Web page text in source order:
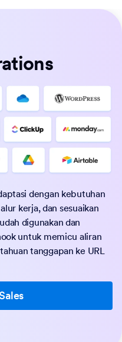
dengan kebutuhan
kerja, dan sesuaikan
digunakan dan
untuk memicu aliran
tanggapan ke URL